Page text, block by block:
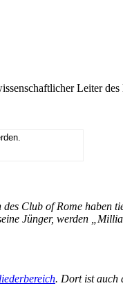
Leiter
Club of Rome
Jünger, werden
. Dort ist auch